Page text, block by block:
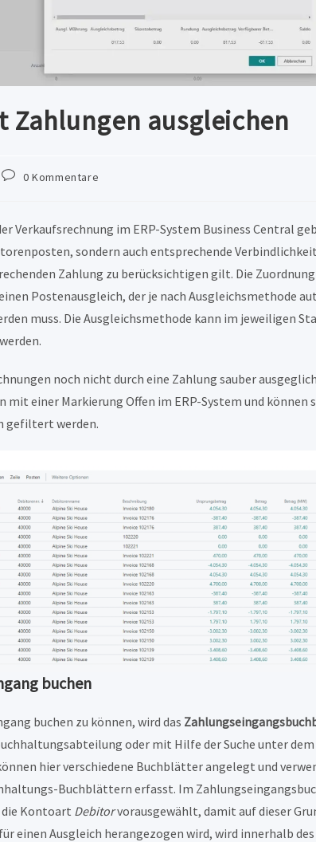
Zahlungen ausgleichen
Beitrags-
0 Kommentare
Verkaufsrechnung im ERP-System Business Central
sondern auch entsprechende
Zahlung zu berücksichtigen gilt. Die
Postenausgleich, der je nach Ausgleichsmethode
muss. Die Ausgleichsmethode kann im jeweiligen
noch nicht durch eine Zahlung sauber
mit einer Markierung Offen im ERP-System und können
gefiltert werden.
buchen
buchen zu können, wird das
oder mit Hilfe der Suche unter
hier verschiedene Buchblätter angelegt und
Buchblättern erfasst. Im
die Kontoart Debitorvorausgewählt, damit auf dieser
einen Ausgleich herangezogen wird, wird innerhalb